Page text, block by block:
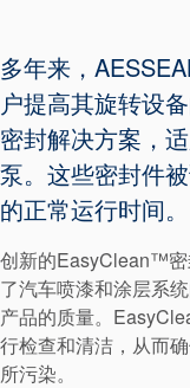
可持
多年来，
户提高其旋转设
密封解决方案，
泵。这些密封件
的正常运行时间。
创新的EasyClean™密
了汽车喷漆和涂层系
产品的质量。
行检查和清洁，从而
所污染。